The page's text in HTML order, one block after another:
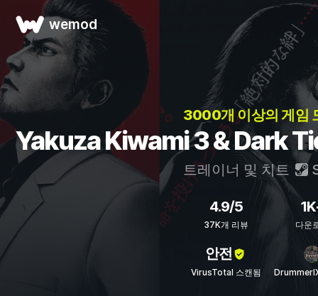
wemod
3000개 이상의 게임
Yakuza Kiwami 3 & Dark
트레이너 및 치트
4.9/5
37K개 리뷰 다운
안전
VirusTotal 스캔됨